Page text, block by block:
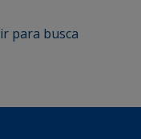
ir para busca